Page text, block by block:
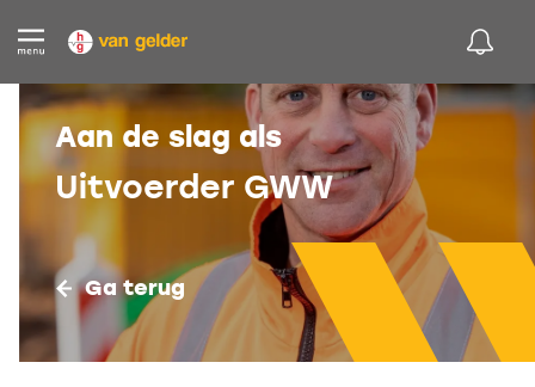
Uitvoerder GWW
Aan de slag als
Ga terug